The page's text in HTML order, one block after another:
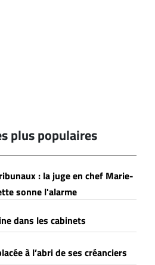
plus populaires
: la juge en chef Marie-
sonne l'alarme
dans les cabinets
à l’abri de ses créanciers